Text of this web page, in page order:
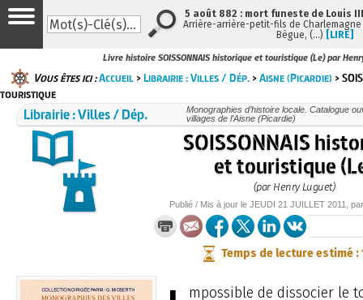
Livre histoire SOISSONNAIS historique et touristique (Le) par
Vous êtes ici :Accueil >Librairie : Villes / Dép. >Aisne (Picardie) >
touristique
Librairie : Villes / Dép.
Monographies d’histoire locale. Catalogue
villages de l’Aisne (Picardie)
SOISSONNAIS
et touristique
(par Henry Luguet)
Publié / Mis à jour le JEUDI 21 JUILLET 2011 ,
Temps de lecture estimé :
mpossible de dissocier le
5 août 882 : mort funeste de Louis
Arrière-arrière-petit-fils de
Bègue, (…) [LIRE]